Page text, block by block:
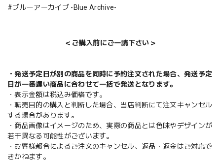
#ブルーアーカイブ -Blue Archive-
＜ご購入前にご一読下さい＞
・発送予定日が別の商品を同時に予約注文された場合、発送予定
日が一番遅い商品に合わせて一括で発送となります。
・表示金額は税込み価格です。
・転売目的の購入と判断した場合、当店判断にて注文キャンセル
する場合があります。
・商品画像はイメージのため、実際の商品とは色味やデザインが
若干異なる可能性がございます。
・お客様都合によるご注文のキャンセル、返品・返金はご対応で
きかねます。